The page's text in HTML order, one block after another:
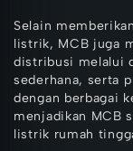
Selain
listrik, MCB juga
distribusi melalui
sederhana, serta
dengan berbagai
menjadikan MCB
listrik rumah